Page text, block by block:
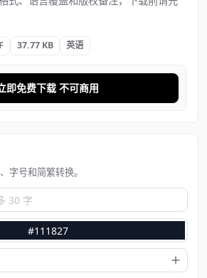
37.77 KB 英语
即免费下载 不可商用
字号和简繁转换。
30 字
#111827